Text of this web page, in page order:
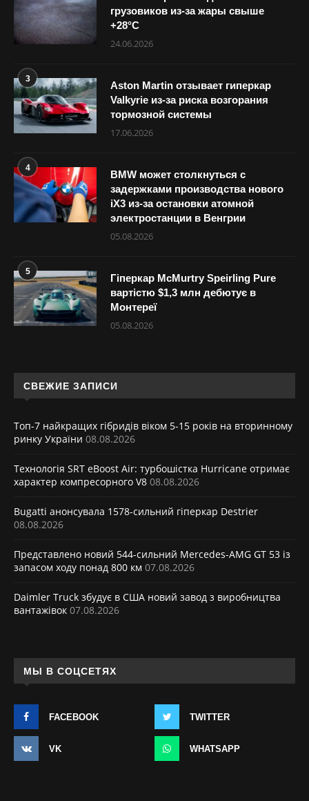
грузовиков из-за жары свыше
+28°С
24.06.2026
3
Aston Martin отзывает гиперкар
Valkyrie из-за риска возгорания
тормозной системы
17.06.2026
4
BMW может столкнуться с
задержками производства нового
iX3 из-за остановки атомной
электростанции в Венгрии
05.08.2026
5
Гіперкар McMurtry Speirling Pure
вартістю $1,3 млн дебютує в
Монтереї
05.08.2026
СВЕЖИЕ ЗАПИСИ
Топ-7 найкращих гібридів віком 5-15 років на вторинному
ринку України 08.08.2026
Технологія SRT eBoost Air: турбошістка Hurricane отримає
характер компресорного V8 08.08.2026
Bugatti анонсувала 1578-сильний гіперкар Destrier
08.08.2026
Представлено новий 544-сильний Mercedes-AMG GT 53 із
запасом ходу понад 800 км 07.08.2026
Daimler Truck збудує в США новий завод з виробництва
вантажівок 07.08.2026
МЫ В СОЦСЕТЯХ
FACEBOOK TWITTER
VK WHATSAPP